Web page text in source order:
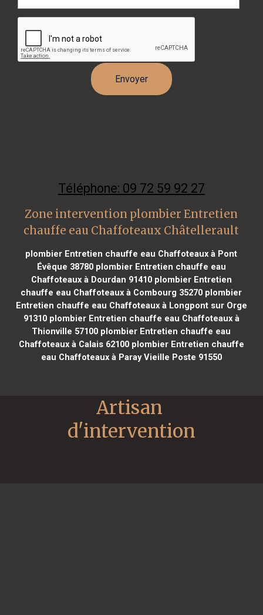
Téléphone: 09 72 59 92 27
Zone intervention plombier Entretien
chauffe eau Chaffoteaux Châtellerault
plombier Entretien chauffe eau Chaffoteaux à Pont
Évêque 38780plombier Entretien chauffe eau
Chaffoteaux à Dourdan 91410plombier Entretien
chauffe eau Chaffoteaux à Combourg 35270 plombier
Entretien chauffe eau Chaffoteaux à Longpont sur Orge
91310plombier Entretien chauffe eau Chaffoteaux à
Thionville 57100 plombier Entretien chauffe eau
Chaffoteaux à Calais 62100plombier Entretien chauffe
eau Chaffoteaux à Paray Vieille Poste 91550
Artisan
d'intervention